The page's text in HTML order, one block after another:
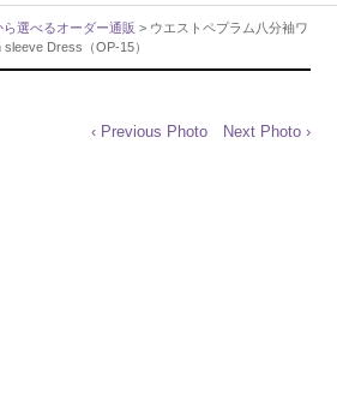
選べるオーダー通販 > ウエストペプラム八分袖ワ
Dress（OP-15）
‹ Previous Photo Next Photo ›